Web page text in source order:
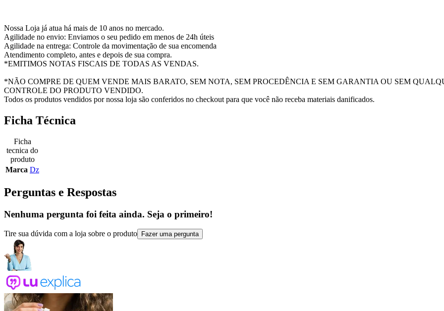
Nossa Loja já atua há mais de 10 anos no mercado.
Agilidade no envio: Enviamos o seu pedido em menos de 24h úteis
Agilidade na entrega: Controle da movimentação de sua encomenda
Atendimento completo, antes e depois de sua compra.
*EMITIMOS NOTAS FISCAIS DE TODAS AS VENDAS.
*NÃO COMPRE DE QUEM VENDE MAIS BARATO, SEM NOTA, SEM PROCEDÊNCIA E SEM GARANTIA OU SEM
CONTROLE DO PRODUTO VENDIDO.
Todos os produtos vendidos por nossa loja são conferidos no checkout para que você não receba materiais danificados.
Ficha Técnica
Ficha
tecnica do
produto
Marca Dz
Perguntas e Respostas
Nenhuma pergunta foi feita ainda. Seja o primeiro!
Tire sua dúvida com a loja sobre o produto Fazer uma pergunta